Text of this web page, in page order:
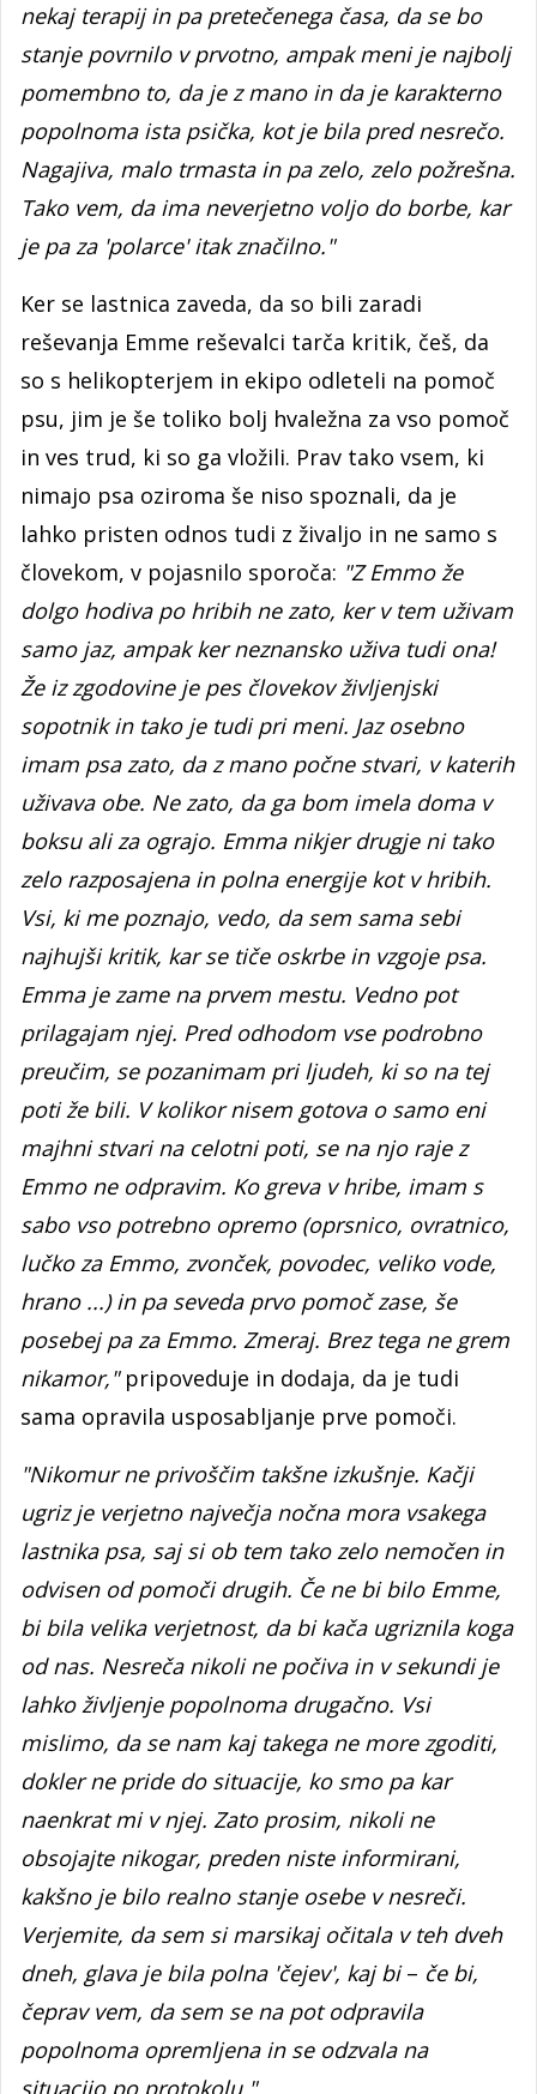
nekaj terapij in pa pretečenega časa, da se bo
stanje povrnilo v prvotno, ampak meni je najbolj
pomembno to, da je z mano in da je karakterno
popolnoma ista psička, kot je bila pred nesrečo.
Nagajiva, malo trmasta in pa zelo, zelo požrešna.
Tako vem, da ima neverjetno voljo do borbe, kar
je pa za 'polarce' itak značilno."
Ker se lastnica zaveda, da so bili zaradi
reševanja Emme reševalci tarča kritik, češ, da
so s helikopterjem in ekipo odleteli na pomoč
psu, jim je še toliko bolj hvaležna za vso pomoč
in ves trud, ki so ga vložili. Prav tako vsem, ki
nimajo psa oziroma še niso spoznali, da je
lahko pristen odnos tudi z živaljo in ne samo s
človekom, v pojasnilo sporoča: "Z Emmo že
dolgo hodiva po hribih ne zato, ker v tem uživam
samo jaz, ampak ker neznansko uživa tudi ona!
Že iz zgodovine je pes človekov življenjski
sopotnik in tako je tudi pri meni. Jaz osebno
imam psa zato, da z mano počne stvari, v katerih
uživava obe. Ne zato, da ga bom imela doma v
boksu ali za ograjo. Emma nikjer drugje ni tako
zelo razposajena in polna energije kot v hribih.
Vsi, ki me poznajo, vedo, da sem sama sebi
najhujši kritik, kar se tiče oskrbe in vzgoje psa.
Emma je zame na prvem mestu. Vedno pot
prilagajam njej. Pred odhodom vse podrobno
preučim, se pozanimam pri ljudeh, ki so na tej
poti že bili. V kolikor nisem gotova o samo eni
majhni stvari na celotni poti, se na njo raje z
Emmo ne odpravim. Ko greva v hribe, imam s
sabo vso potrebno opremo (oprsnico, ovratnico,
lučko za Emmo, zvonček, povodec, veliko vode,
hrano ...) in pa seveda prvo pomoč zase, še
posebej pa za Emmo. Zmeraj. Brez tega ne grem
nikamor," pripoveduje in dodaja, da je tudi
sama opravila usposabljanje prve pomoči.
"Nikomur ne privoščim takšne izkušnje. Kačji
ugriz je verjetno največja nočna mora vsakega
lastnika psa, saj si ob tem tako zelo nemočen in
odvisen od pomoči drugih. Če ne bi bilo Emme,
bi bila velika verjetnost, da bi kača ugriznila koga
od nas. Nesreča nikoli ne počiva in v sekundi je
lahko življenje popolnoma drugačno. Vsi
mislimo, da se nam kaj takega ne more zgoditi,
dokler ne pride do situacije, ko smo pa kar
naenkrat mi v njej. Zato prosim, nikoli ne
obsojajte nikogar, preden niste informirani,
kakšno je bilo realno stanje osebe v nesreči.
Verjemite, da sem si marsikaj očitala v teh dveh
dneh, glava je bila polna 'čejev', kaj bi– če bi,
čeprav vem, da sem se na pot odpravila
popolnoma opremljena in se odzvala na
situacijo po protokolu."